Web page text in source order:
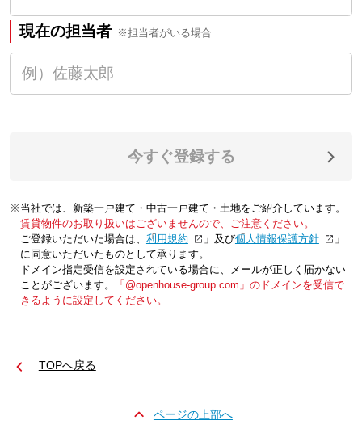
現在の担当者 ※担当者がいる場合
今すぐ登録する
※当社では、新築一戸建て・中古一戸建て・土地をご紹介しています。
賃貸物件のお取り扱いはございませんので、ご注意ください。
ご登録いただいた場合は、「利用規約 」及び「個人情報保護方針
」
に同意いただいたものとして承ります。
ドメイン指定受信を設定されている場合に、メールが正しく届かない
ことがございます。
「@openhouse-group.com」のドメインを受信で
きるように設定してください。
TOPへ戻る
ページの上部へ